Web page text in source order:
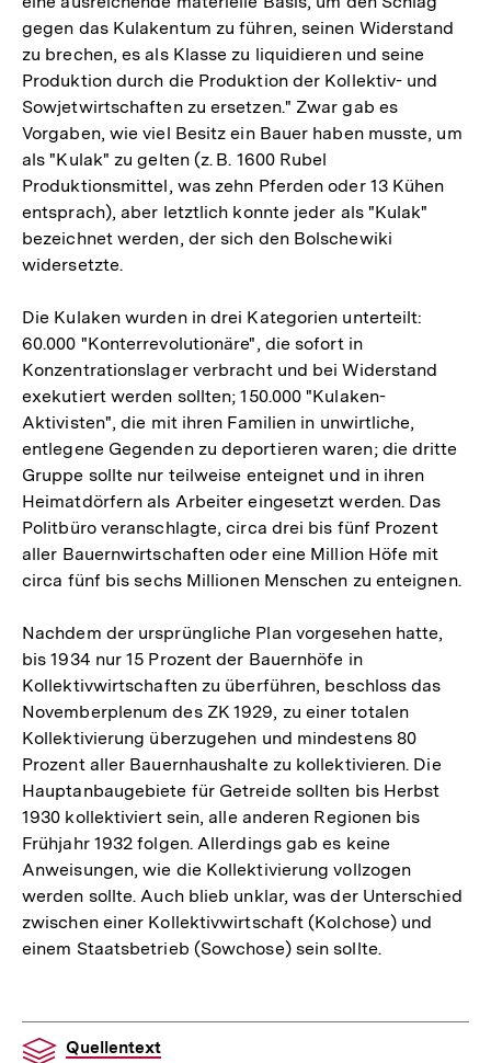
gegen das Kulakentum zu führen, seinen Widerstand
zu brechen, es als Klasse zu liquidieren und seine
Produktion durch die Produktion der Kollektiv- und
Sowjetwirtschaften zu ersetzen." Zwar gab es
Vorgaben, wie viel Besitz ein Bauer haben musste, um
als "Kulak" zu gelten (z. B. 1600 Rubel
Produktionsmittel, was zehn Pferden oder 13 Kühen
entsprach), aber letztlich konnte jeder als "Kulak"
bezeichnet werden, der sich den Bolschewiki
widersetzte.
Die Kulaken wurden in drei Kategorien unterteilt:
60.000 "Konterrevolutionäre", die sofort in
Konzentrationslager verbracht und bei Widerstand
exekutiert werden sollten; 150.000 "Kulaken-
Aktivisten", die mit ihren Familien in unwirtliche,
entlegene Gegenden zu deportieren waren; die dritte
Gruppe sollte nur teilweise enteignet und in ihren
Heimatdörfern als Arbeiter eingesetzt werden. Das
Politbüro veranschlagte, circa drei bis fünf Prozent
aller Bauernwirtschaften oder eine Million Höfe mit
circa fünf bis sechs Millionen Menschen zu enteignen.
Nachdem der ursprüngliche Plan vorgesehen hatte,
bis 1934 nur 15 Prozent der Bauernhöfe in
Kollektivwirtschaften zu überführen, beschloss das
Novemberplenum des ZK 1929, zu einer totalen
Kollektivierung überzugehen und mindestens 80
Prozent aller Bauernhaushalte zu kollektivieren. Die
Hauptanbaugebiete für Getreide sollten bis Herbst
1930 kollektiviert sein, alle anderen Regionen bis
Frühjahr 1932 folgen. Allerdings gab es keine
Anweisungen, wie die Kollektivierung vollzogen
werden sollte. Auch blieb unklar, was der Unterschied
zwischen einer Kollektivwirtschaft (Kolchose) und
einem Staatsbetrieb (Sowchose) sein sollte.
Quellentext